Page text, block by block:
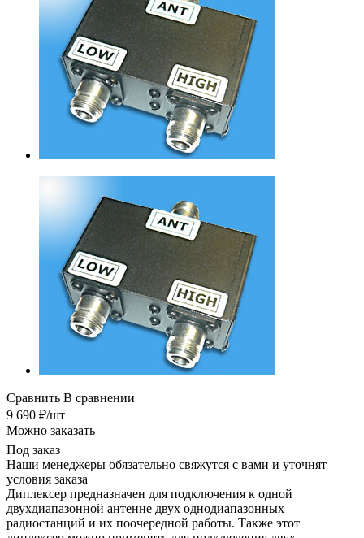
Сравнить В сравнении
9 690 ₽/шт
Можно заказать
Под заказ
Наши менеджеры обязательно свяжутся с вами и уточнят
условия заказа
Диплексер предназначен для подключения к одной
двухдиапазонной антенне двух однодиапазонных
радиостанций и их поочередной работы. Также этот